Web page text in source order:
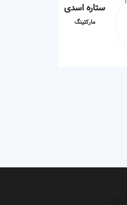
ستاره اسدی
مارکتینگ